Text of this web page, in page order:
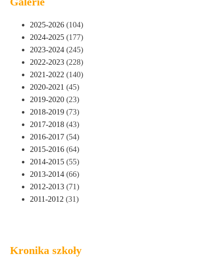
2025-2026 (104)
2024-2025 (177)
2023-2024 (245)
2022-2023 (228)
2021-2022 (140)
2020-2021 (45)
2019-2020 (23)
2018-2019 (73)
2017-2018 (43)
2016-2017 (54)
2015-2016 (64)
2014-2015 (55)
2013-2014 (66)
2012-2013 (71)
2011-2012 (31)
Kronika szkoły